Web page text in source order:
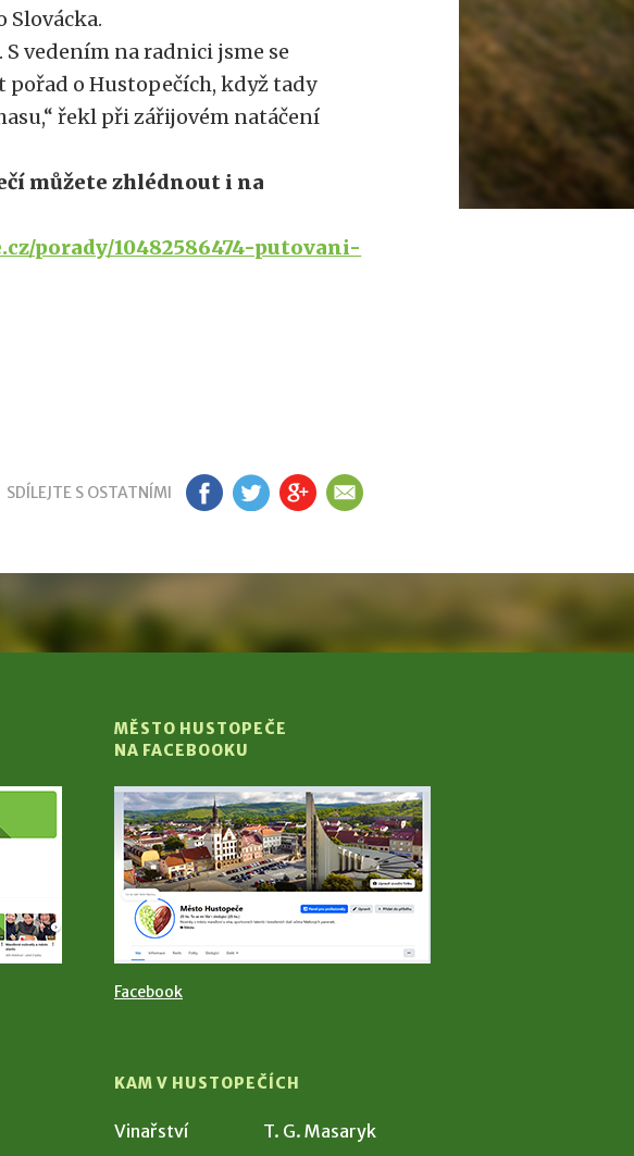
Slovácka.
vedením na radnici jsme se
o Hustopečích, když tady
řekl při zářijovém natáčení
můžete zhlédnout i na
porady/10482586474-putovani-
SDÍLEJTE S OSTATNÍMI FB TW GP EM
MĚSTO HUSTOPEČE
NA FACEBOOKU
Facebook
KAM V HUSTOPEČÍCH
Vinařství
T. G. Masaryk